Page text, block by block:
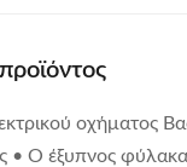
οχήματος
• Ο έξυπνος